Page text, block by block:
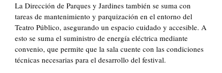
La Dirección de Parques y Jardines también se suma con
tareas de mantenimiento y parquización en el entorno del
Teatro Público, asegurando un espacio cuidado y accesible. A
esto se suma el suministro de energía eléctrica mediante
convenio, que permite que la sala cuente con las condiciones
técnicas necesarias para el desarrollo del festival.